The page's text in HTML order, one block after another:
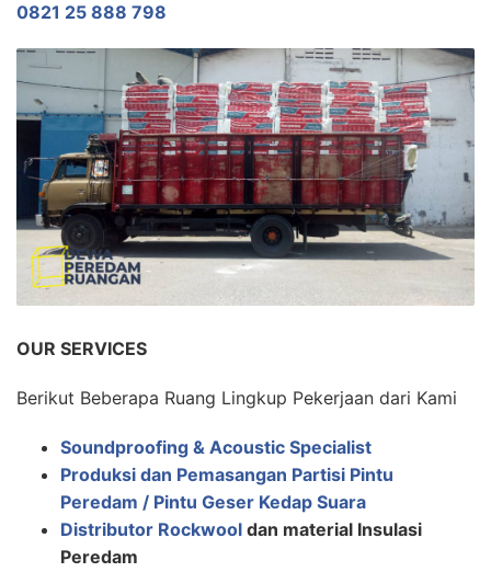
0821 25 888 798
OUR SERVICES
Berikut Beberapa Ruang Lingkup Pekerjaan dari Kami
Soundproofing & Acoustic Specialist
Produksi dan Pemasangan Partisi Pintu
Peredam / Pintu Geser Kedap Suara
Distributor Rockwool dan material Insulasi
Peredam